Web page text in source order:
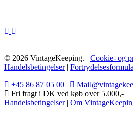
© 2026 VintageKeeping. | Cookie- og
Handelsbetingelser|
+45 86 87 05 00 |
Fri fragt i DK ved køb over 5.000,-
Handelsbetingelser| Om